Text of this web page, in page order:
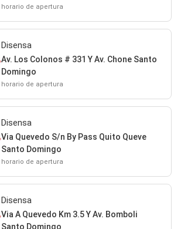
horario de apertura
Disensa
Av. Los Colonos # 331 Y Av. Chone Santo
Domingo
horario de apertura
Disensa
Via Quevedo S/n By Pass Quito Queve
Santo Domingo
horario de apertura
Disensa
Via A Quevedo Km 3.5 Y Av. Bomboli
Santo Domingo